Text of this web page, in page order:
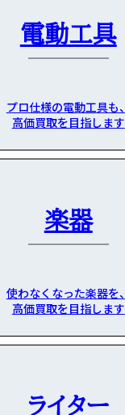
電動工具
プロ仕様の電動工具も、
高価買取を目指します
楽器
使わなくなった楽器を、
高価買取を目指します
ライター